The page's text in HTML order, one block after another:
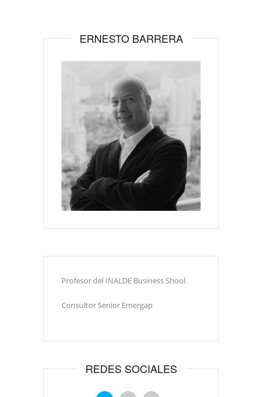
ERNESTO BARRERA
Profesor del INALDE Business Shool
Consultor Senior Emergap
REDES SOCIALES